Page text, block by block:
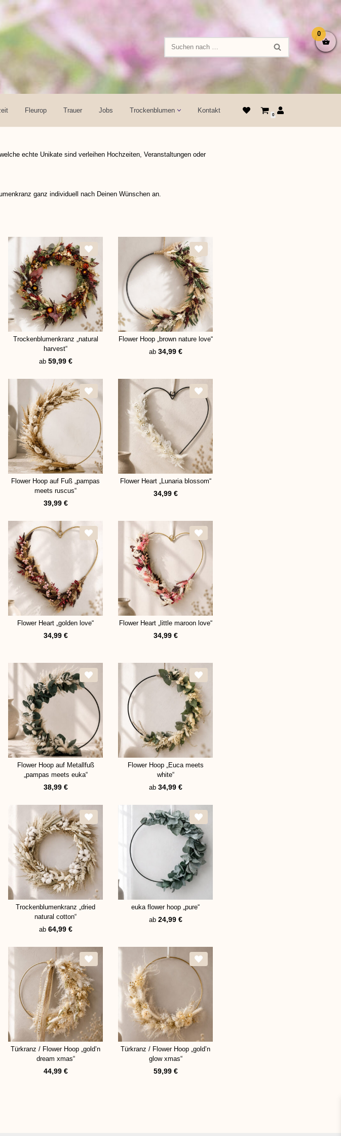
Fleurop Trauer Jobs Trockenblumen Kontakt
0
echte Unikate sind verleihen Hochzeiten, Veranstaltungen oder
ganz individuell nach Deinen Wünschen an.
Trockenblumenkranz „natural
harvest“
ab 59,99 €
Flower Hoop „brown nature love“
ab 34,99 €
Flower Hoop auf Fuß „pampas
meets ruscus“
39,99 €
Flower Heart „Lunaria blossom“
34,99 €
Flower Heart „golden love“
34,99 €
Flower Heart „little maroon love“
34,99 €
Flower Hoop auf Metallfuß
„pampas meets euka“
38,99 €
Flower Hoop „Euca meets
white“
ab 34,99 €
Trockenblumenkranz „dried
natural cotton“
ab 64,99 €
euka flower hoop „pure“
ab 24,99 €
Türkranz / Flower Hoop „gold’n
dream xmas“
44,99 €
Türkranz / Flower Hoop „gold’n
glow xmas“
59,99 €
0